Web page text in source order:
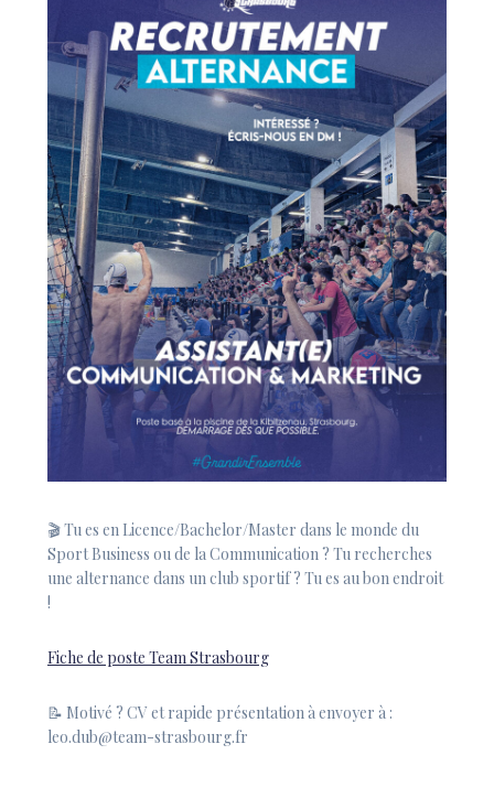
🎬Tu es en Licence/Bachelor/Master dans le monde du
Sport Business ou de la Communication ? Tu recherches
une alternance dans un club sportif ? Tu es au bon endroit
!
Fiche de poste Team Strasbourg
📝 Motivé ? CV et rapide présentation à envoyer à :
leo.dub@team-strasbourg.fr